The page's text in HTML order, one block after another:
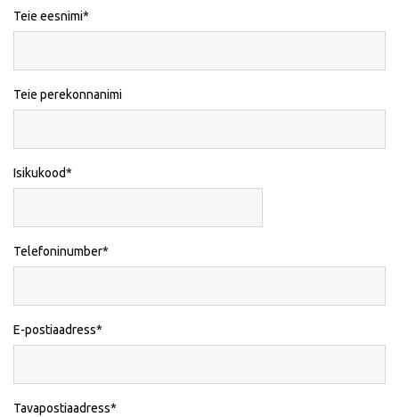
Teie eesnimi
Teie perekonnanimi
Isikukood
Telefoninumber
E-postiaadress
Tavapostiaadress